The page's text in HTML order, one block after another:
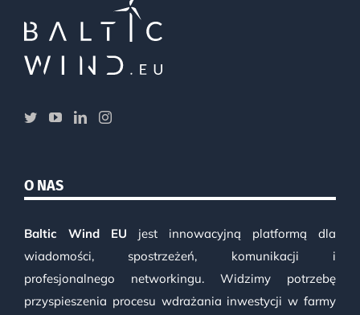
O NAS
Baltic Wind EU jest innowacyjną platformą dla
wiadomości, spostrzeżeń, komunikacji i
profesjonalnego networkingu. Widzimy potrzebę
przyspieszenia procesu wdrażania inwestycji w farmy